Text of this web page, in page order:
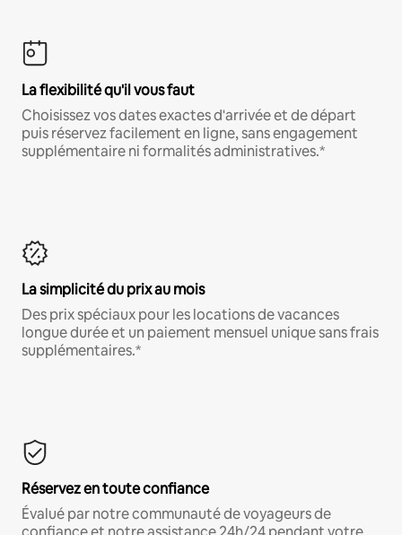
La flexibilité qu'il vous faut
Choisissez vos dates exactes d'arrivée et de départ
puis réservez facilement en ligne, sans engagement
supplémentaire ni formalités administratives.*
La simplicité du prix au mois
Des prix spéciaux pour les locations de vacances
longue durée et un paiement mensuel unique sans frais
supplémentaires.*
Réservez en toute confiance
Évalué par notre communauté de voyageurs de